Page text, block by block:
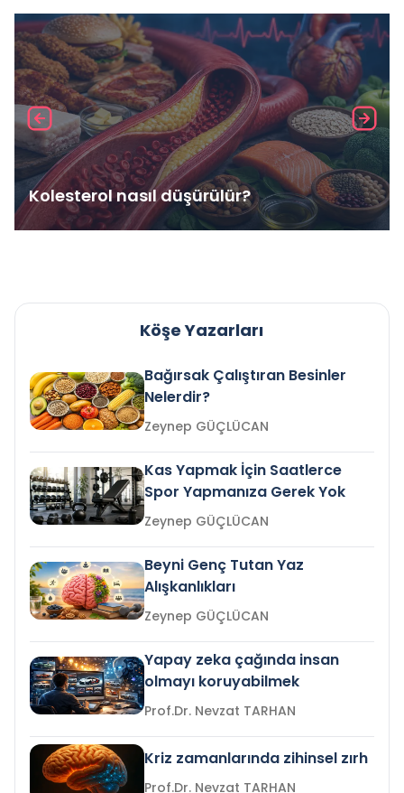
Kolesterol nasıl düşürülür?
Köşe Yazarları
Bağırsak Çalıştıran Besinler
Nelerdir?
Zeynep GÜÇLÜCAN
Kas Yapmak İçin Saatlerce
Spor Yapmanıza Gerek Yok
Zeynep GÜÇLÜCAN
Beyni Genç Tutan Yaz
Alışkanlıkları
Zeynep GÜÇLÜCAN
Yapay zeka çağında insan
olmayı koruyabilmek
Prof.Dr. Nevzat TARHAN
Kriz zamanlarında zihinsel zırh
Prof.Dr. Nevzat TARHAN